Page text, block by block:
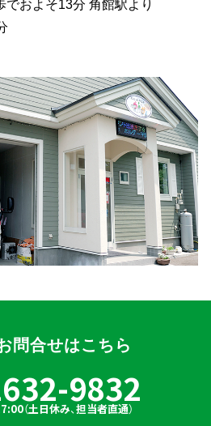
およそ13分 角館駅より
問合せはこちら
9832
（土日休み、担当者直通）